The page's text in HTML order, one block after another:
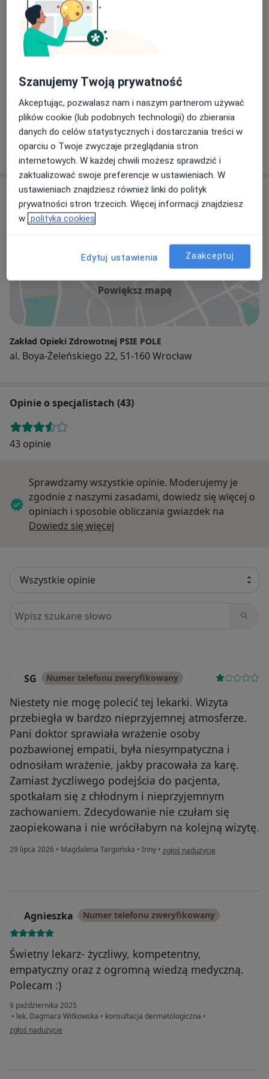
Andrzej Obojski
13 opinii
Rafał Dobek
Internista, Alergolog, Pulmonolog
Adresy (4)
Adres 1 Adres 2
Powiększ mapę
Zakład Opieki Zdrowotnej PSIE POLE
al. Boya-Żeleńskiego 22, 51-160 Wrocław
Opinie o specjalistach (43)
43 opinie
Sprawdzamy wszystkie opinie. Moderujemy je
zgodnie z naszymi zasadami, dowiedz się więcej o
opiniach i sposobie obliczania gwiazdek na
Dowiedz się więcej
Szukaj w opiniach
SG Numer telefonu zweryfikowany
Niestety nie mogę polecić tej lekarki. Wizyta
przebiegła w bardzo nieprzyjemnej atmosferze.
Pani doktor sprawiała wrażenie osoby
pozbawionej empatii, była niesympatyczna i
odnosiłam wrażenie, jakby pracowała za karę.
Zamiast życzliwego podejścia do pacjenta,
spotkałam się z chłodnym i nieprzyjemnym
zachowaniem. Zdecydowanie nie czułam się
zaopiekowana i nie wróciłabym na kolejną wizytę.
29 lipca 2026 • Magdalena Targońska • Inny • w opinii użytkownika SG
zgłoś nadużycie
Agnieszka Numer telefonu zweryfikowany
Świetny lekarz- życzliwy, kompetentny,
empatyczny oraz z ogromną wiedzą medyczną.
Polecam :)
9 października 2025
• lek. Dagmara Witkowska • konsultacja dermatologiczna •
w opinii użytkownika Agnieszka
zgłoś nadużycie
Szanujemy Twoją prywatność
Akceptując, pozwalasz nam i naszym partnerom używać
plików cookie (lub podobnych technologii) do zbierania
danych do celów statystycznych i dostarczania treści w
oparciu o Twoje zwyczaje przeglądania stron
internetowych. W każdej chwili możesz sprawdzić i
zaktualizować swoje preferencje w ustawieniach. W
ustawieniach znajdziesz również linki do polityk
prywatności stron trzecich. Więcej informacji znajdziesz
w polityka cookies
Edytuj ustawienia Zaakceptuj